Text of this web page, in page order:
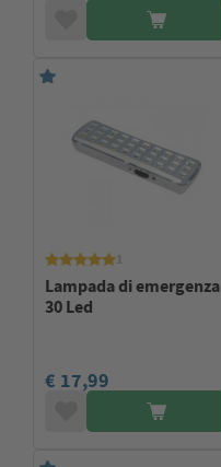
Lampada di emergenza
30 Led
€ 17,99